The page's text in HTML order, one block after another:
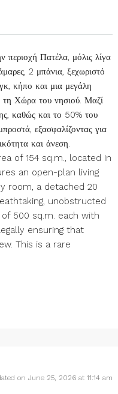
περιοχή Πατέλα, μόλις λίγα
2 μπάνια, ξεχωριστό
κήπο και μια μεγάλη
τη Χώρα του νησιού. Μαζί
καθώς και το 50% του
εξασφαλίζοντας για
και άνεση.
of 154 sq.m., located in
an open-plan living
room, a detached 20
unobstructed
500 sq.m. each with
ensuring that
This is a rare
on June 25, 2026 at 11:14 am